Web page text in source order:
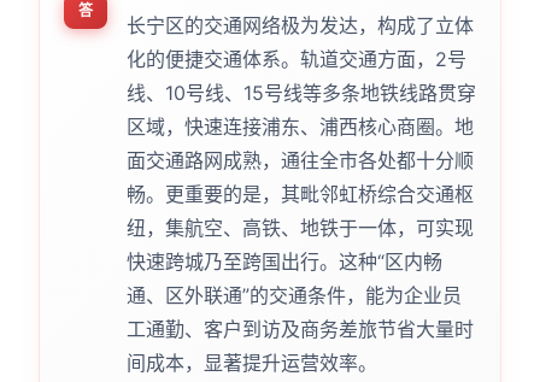
答
长宁区的交通网络极为发达，构成了立体
化的便捷交通体系。轨道交通方面，2号
线、10号线、15号线等多条地铁线路贯穿
区域，快速连接浦东、浦西核心商圈。地
面交通路网成熟，通往全市各处都十分顺
畅。更重要的是，其毗邻虹桥综合交通枢
纽，集航空、高铁、地铁于一体，可实现
快速跨城乃至跨国出行。这种“区内畅
通、区外联通”的交通条件，能为企业员
工通勤、客户到访及商务差旅节省大量时
间成本，显著提升运营效率。